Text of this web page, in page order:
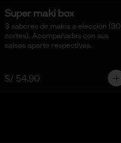
Super maki box
3 sabores de makis a elección (30
cortes). Acompañadas con sus
salsas aparte respectivas.
S/ 54.90